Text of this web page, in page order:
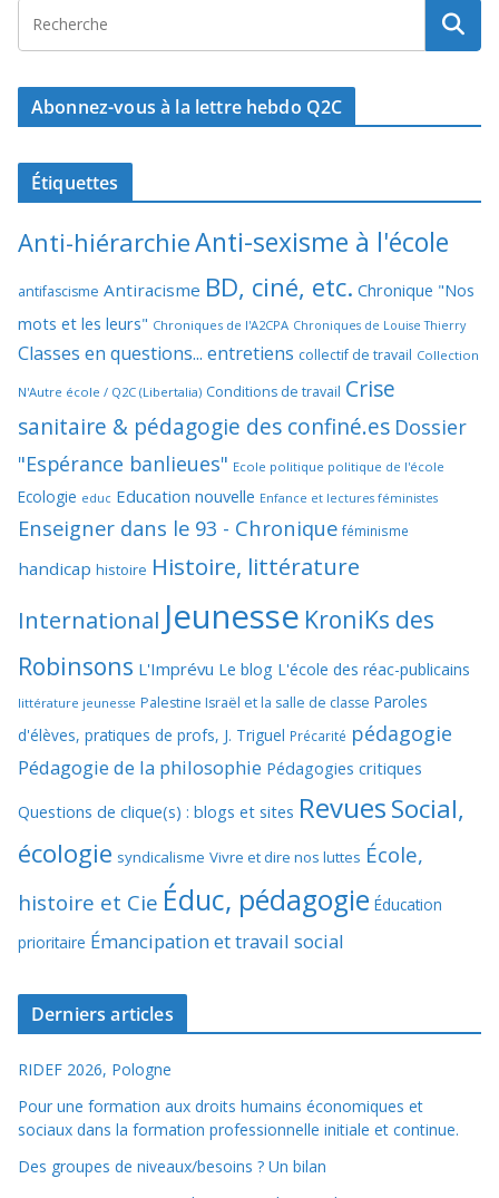
Abonnez-vous à la lettre hebdo Q2C
Étiquettes
Anti-hiérarchieAnti-sexisme à l'école
antifascisme Antiracisme BD, ciné, etc. Chronique "Nos
mots et les leurs" Chroniques de l'A2CPA Chroniques de Louise Thierry
Classes en questions... entretiens collectif de travail Collection
N'Autre école / Q2C (Libertalia) Conditions de travail Crise
sanitaire & pédagogie des confiné.es Dossier
"Espérance banlieues" Ecole politique politique de l'école
Ecologie educ Education nouvelle Enfance et lectures féministes
Enseigner dans le 93 - Chronique féminisme
handicap histoire Histoire, littérature
International Jeunesse KroniKs des
Robinsons L'Imprévu Le blog L'école des réac-publicains
littérature jeunesse Palestine Israël et la salle de classe Paroles
d'élèves, pratiques de profs, J. Triguel Précarité pédagogie
Pédagogie de la philosophie Pédagogies critiques
Questions de clique(s) : blogs et sites RevuesSocial,
écologie syndicalisme Vivre et dire nos luttes École,
histoire et Cie Éduc, pédagogie Éducation
prioritaire Émancipation et travail social
Derniers articles
RIDEF 2026, Pologne
Pour une formation aux droits humains économiques et
sociaux dans la formation professionnelle initiale et continue.
Des groupes de niveaux/besoins ? Un bilan